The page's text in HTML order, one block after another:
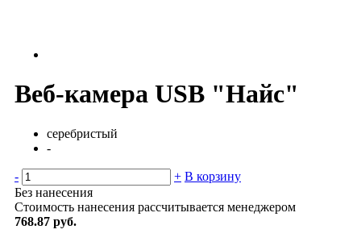
Веб-камера USB "Найс"
серебристый
-
- + В корзину
Без нанесения
Стоимость нанесения рассчитывается менеджером
768.87 руб.